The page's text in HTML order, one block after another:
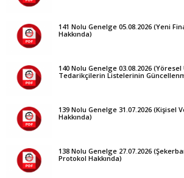
141 Nolu Genelge 05.08.2026 (Yeni
Hakkında)
140 Nolu Genelge 03.08.2026
Tedarikçilerin Listelerinin
139 Nolu Genelge 31.07.2026 (Kişisel
Hakkında)
138 Nolu Genelge 27.07.2026
Protokol Hakkında)